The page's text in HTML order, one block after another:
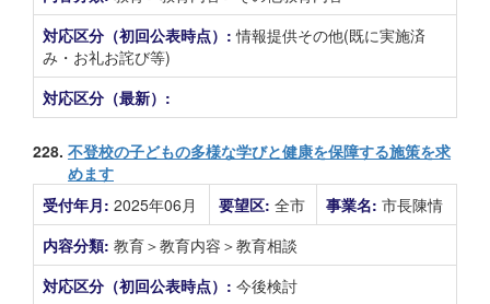
対応区分（初回公表時点）:情報提供その他(既に実施済
み・お礼お詫び等)
対応区分（最新）:
228. 不登校の子どもの多様な学びと健康を保障する施策を求
めます
受付年月: 2025年06月 要望区: 全市 事業名: 市長陳情
内容分類: 教育＞教育内容＞教育相談
対応区分（初回公表時点）: 今後検討